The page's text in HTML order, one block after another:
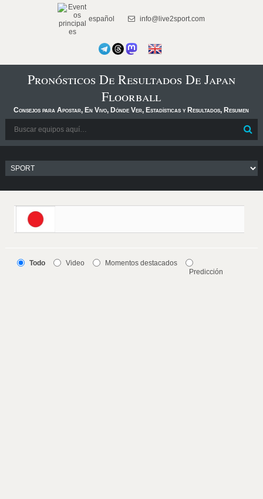
español info@live2sport.com
Pronósticos De Resultados De Japan
Floorball
Consejos para Apostar, En Vivo, Dónde Ver, Estadísticas y Resultados, Resumen
Todo Video
Momentos destacados
Predicción